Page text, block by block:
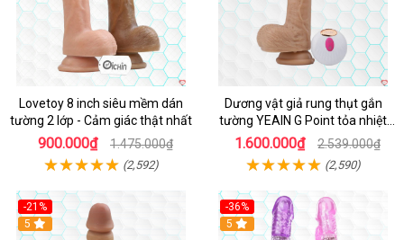
Lovetoy 8 inch siêu mềm dán
tường 2 lớp - Cảm giác thật nhất
900.000₫ 1.475.000₫
(2,592)
Dương vật giả rung thụt gắn
tường YEAIN G Point tỏa nhiệt
điều khiển từ xa
1.600.000₫ 2.539.000₫
(2,590)
-21%
Hot
5
-36%
Hot
5